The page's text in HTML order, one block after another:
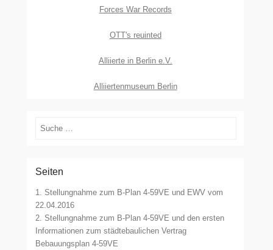
Forces War Records
OTT's reuinted
Alliierte in Berlin e.V.
Alliiertenmuseum Berlin
Suchen
Seiten
1. Stellungnahme zum B-Plan 4-59VE und EWV vom
22.04.2016
2. Stellungnahme zum B-Plan 4-59VE und den ersten
Informationen zum städtebaulichen Vertrag
Bebauungsplan 4-59VE